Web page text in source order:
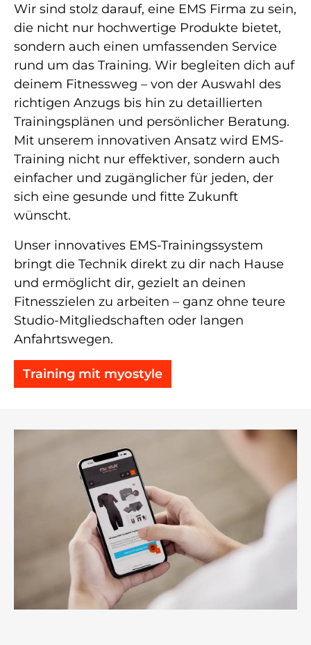
Wir sind stolz darauf, eine EMS Firma zu sein,
die nicht nur hochwertige Produkte bietet,
sondern auch einen umfassenden Service
rund um das Training. Wir begleiten dich auf
deinem Fitnessweg – von der Auswahl des
richtigen Anzugs bis hin zu detaillierten
Trainingsplänen und persönlicher Beratung.
Mit unserem innovativen Ansatz wird EMS-
Training nicht nur effektiver, sondern auch
einfacher und zugänglicher für jeden, der
sich eine gesunde und fitte Zukunft
wünscht.
Unser innovatives EMS-Trainingssystem
bringt die Technik direkt zu dir nach Hause
und ermöglicht dir, gezielt an deinen
Fitnesszielen zu arbeiten – ganz ohne teure
Studio-Mitgliedschaften oder langen
Anfahrtswegen.
Training mit myostyle